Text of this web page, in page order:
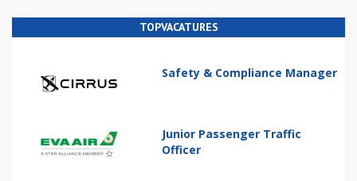
TOPVACATURES
Safety & Compliance Manager
Junior Passenger Traffic
Officer